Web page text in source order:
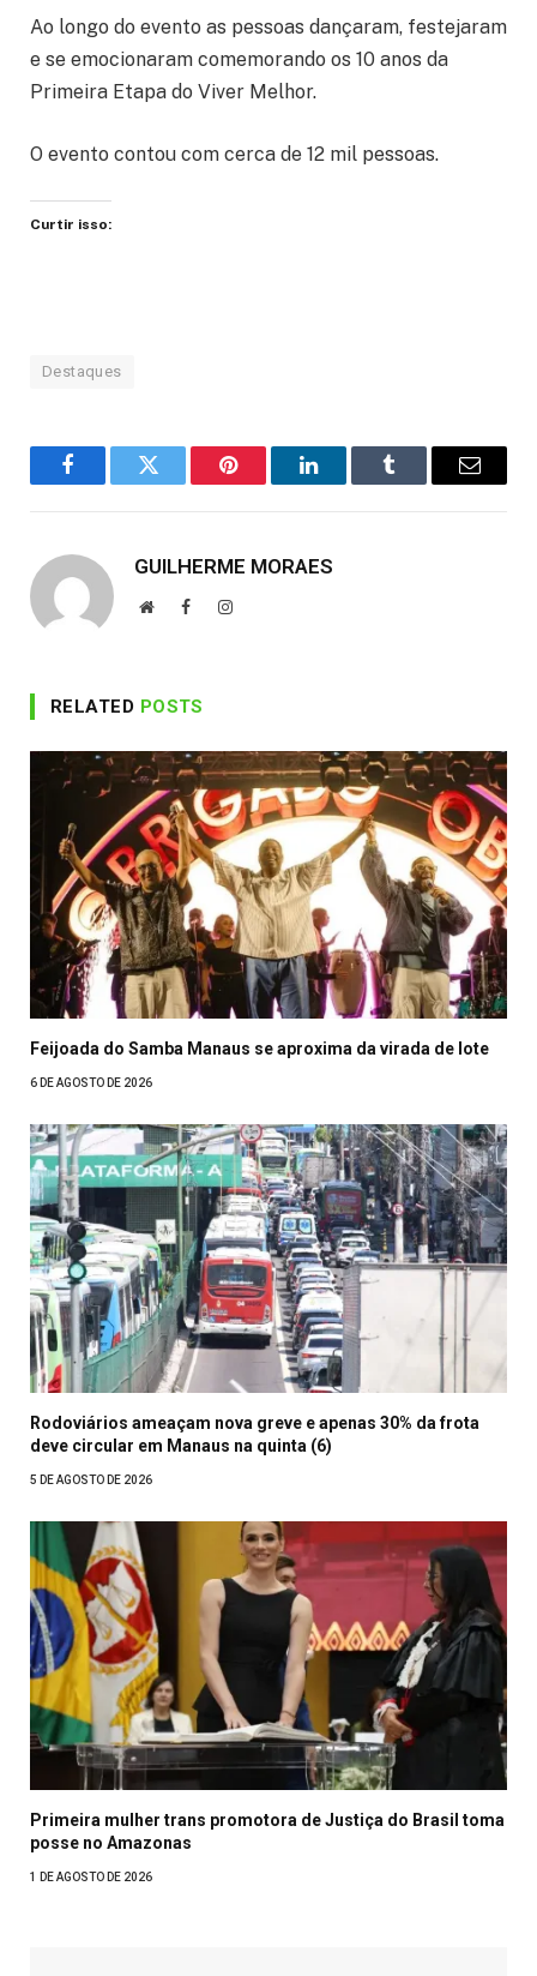
Ao longo do evento as pessoas dançaram, festejaram
e se emocionaram comemorando os 10 anos da
Primeira Etapa do Viver Melhor.
O evento contou com cerca de 12 mil pessoas.
Curtir isso:
Destaques
FacebookTwitter Pinterest LinkedInTumblr Email
GUILHERME MORAES
WebsiteFacebookInstagram
RELATED POSTS
Feijoada do Samba Manaus se aproxima da virada de lote
6 DE AGOSTO DE 2026
Rodoviários ameaçam nova greve e apenas 30% da frota
deve circular em Manaus na quinta (6)
5 DE AGOSTO DE 2026
Primeira mulher trans promotora de Justiça do Brasil toma
posse no Amazonas
1 DE AGOSTO DE 2026